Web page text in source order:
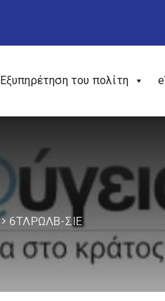
Εξυπηρέτηση του πολίτη
6ΤΛΡΩΛΒ-ΣΙΕ